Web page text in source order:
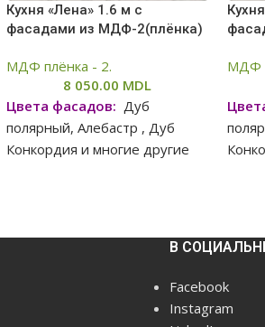
Кухня «Лена» 1.6 м с
фасадами из МДФ-2(плёнка)
МДФ плёнка - 2.
8 050.00 MDL
Цвета фасадов: Дуб
полярный, Алебастр , Дуб
Конкордия и многие другие
степень от реальных цен,
просим вас уточнять цену у
МДФ
В
Facebook
Instagram